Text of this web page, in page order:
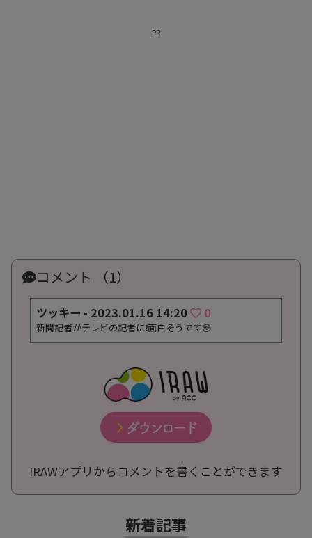
PR
コメント （1）
ツッキー - 2023.01.16 14:20 0
新聞記者がテレビの記者に❗️面白そうです😳
IRAWアプリからコメントを書くことができます
新着記事